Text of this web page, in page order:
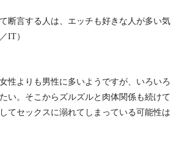
断言する人は、エッチも好きな人が多い気
IT）
性よりも男性に多いようですが、いろいろ
い。そこからズルズルと肉体関係も続けて
てセックスに溺れてしまっている可能性は